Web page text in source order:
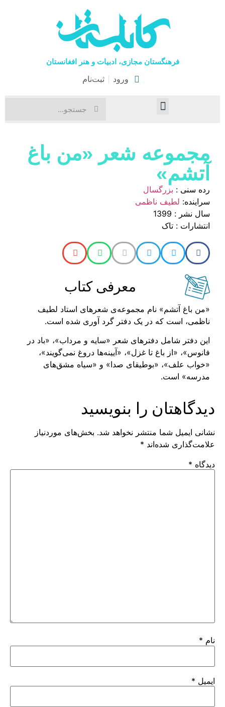
فرهنگستان مجازی، ادبیات و هنر افغانستان
ورود ثبت‌نام
مجموعه شعر «من باغ
آتشم»
رده سنی : بزرگسال
سراینده: لطیف ناظمی
سال نشر : 1399
انتشارات : تاک
معرفی کتاب
«من باغ آتشم» نام مجموعه‌ی شعر‌های استاد لطیف
ناظمی، است که در یک دفتر گرد آوری شده است.
این دفتر شامل دفتر‌های شعر «سایه و مرداب»، «باد در
فانوس»، «از باغ تا غزل»، «آیینه‌ها دروغ نمی‌گویند»،
«خواب علف»، «بوطیقای صدا» و «سیاه مشق‌های
مدرسه» است.
دیدگاهتان را بنویسید
نشانی ایمیل شما منتشر نخواهد شد. بخش‌های موردنیاز
علامت‌گذاری شده‌اند *
دیدگاه *
نام *
ایمیل *